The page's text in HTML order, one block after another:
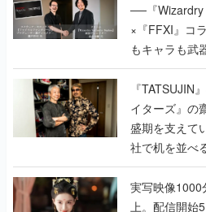
──『Wizardry
×『FFXI』コ
もキャラも武
で作り込まれ
く
『TATSUJIN
イターズ』の
盛期を支えて
社で机を並べ
『TATSUJIN
んだレジェン
実写映像1000
上。配信開始